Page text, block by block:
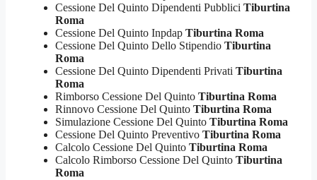
Cessione Del Quinto Dipendenti Pubblici Tiburtina
Roma
Cessione Del Quinto Inpdap Tiburtina Roma
Cessione Del Quinto Dello Stipendio Tiburtina
Roma
Cessione Del Quinto Dipendenti Privati Tiburtina
Roma
Rimborso Cessione Del Quinto Tiburtina Roma
Rinnovo Cessione Del Quinto Tiburtina Roma
Simulazione Cessione Del Quinto Tiburtina Roma
Cessione Del Quinto Preventivo Tiburtina Roma
Calcolo Cessione Del Quinto Tiburtina Roma
Calcolo Rimborso Cessione Del Quinto Tiburtina
Roma